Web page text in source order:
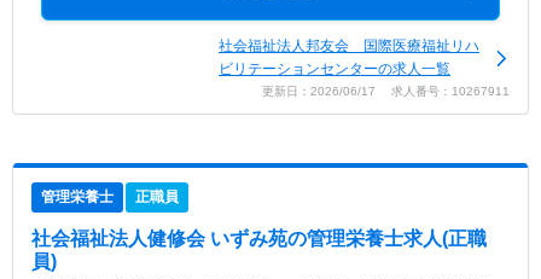
社会福祉法人邦友会 国際医療福祉リハ
ビリテーションセンターの求人一覧
更新日：2026/06/17 求人番号：10267911
管理栄養士 正職員
社会福祉法人健修会 いずみ苑の管理栄養士求人(正職
員)